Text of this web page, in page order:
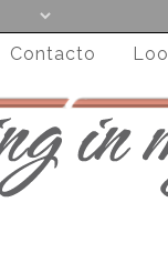
Contacto